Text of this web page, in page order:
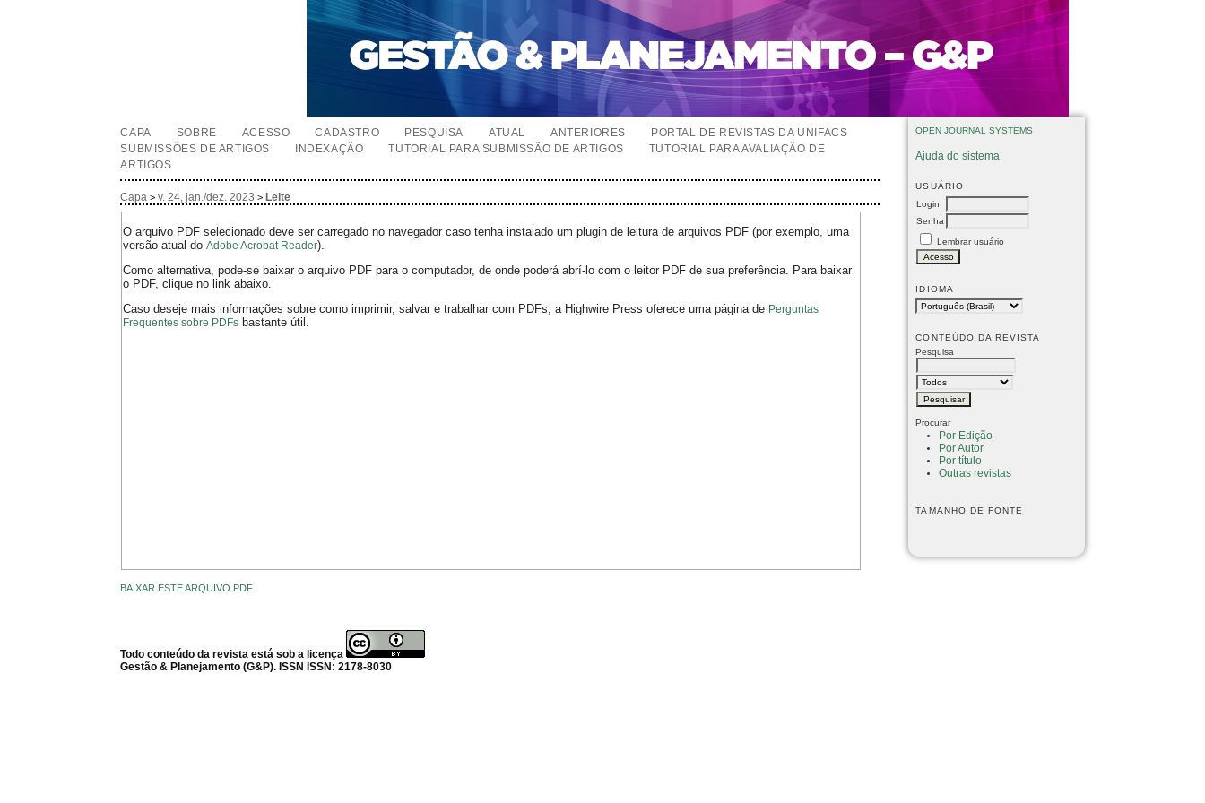
OPEN JOURNAL SYSTEMS
Ajuda do sistema
USUÁRIO
Login
Senha
Lembrar usuário
IDIOMA
CONTEÚDO DA REVISTA
Pesquisa
Procurar
Por Edição
Por Autor
Por título
Outras revistas
TAMANHO DE FONTE
CAPA SOBRE ACESSO CADASTRO PESQUISA ATUAL ANTERIORES
PORTAL DE REVISTAS DA UNIFACS
SUBMISSÕES DE ARTIGOS
INDEXAÇÃO TUTORIAL PARA SUBMISSÃO DE ARTIGOS
TUTORIAL PARA AVALIAÇÃO DE
ARTIGOS
Capa >v. 24, jan./dez. 2023 > Leite
O arquivo PDF selecionado deve ser carregado no navegador caso tenha instalado um plugin de leitura de arquivos PDF (por exemplo, uma
versão atual doAdobe Acrobat Reader).
Como alternativa, pode-se baixar o arquivo PDF para o computador, de onde poderá abrí-lo com o leitor PDF de sua preferência. Para baixar
o PDF, clique no link abaixo.
Caso deseje mais informações sobre como imprimir, salvar e trabalhar com PDFs, a Highwire Press oferece uma página de Perguntas
Frequentes sobre PDFs bastante útil.
BAIXAR ESTE ARQUIVO PDF
Todo conteúdo da revista está sob a licença
Gestão & Planejamento (G&P). ISSN ISSN: 2178-8030